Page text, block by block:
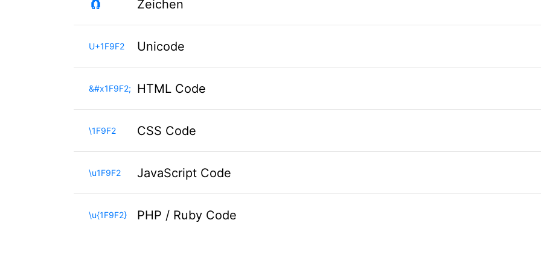
🧲 Zeichen
U+1F9F2 Unicode
&#x1F9F2; HTML Code
\1F9F2 CSS Code
\u1F9F2 JavaScript Code
\u{1F9F2} PHP / Ruby Code